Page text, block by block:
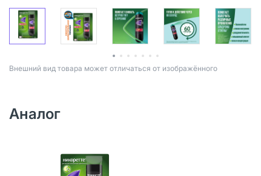
Bнешний вид товара может отличаться от изображённого
Аналог